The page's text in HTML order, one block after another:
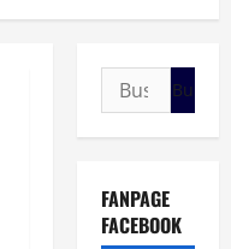
Buscar:
FANPAGE
FACEBOOK